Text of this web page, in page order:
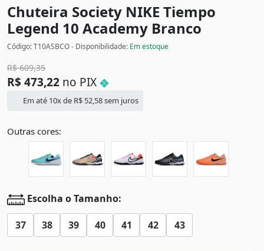
Chuteira Society NIKE Tiempo
Legend 10 Academy Branco
Código: T10ASBCO - Disponibilidade: Em estoque
R$609,35
R$ 473,22 no PIX
Em até 10x de R$ 52,58sem juros
Outras cores:
Escolha o Tamanho:
37 38 39 40 41 42 43